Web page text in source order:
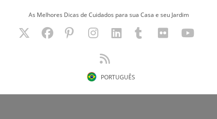
As Melhores Dicas de Cuidados para sua Casa e seu Jardim
PORTUGUÊS